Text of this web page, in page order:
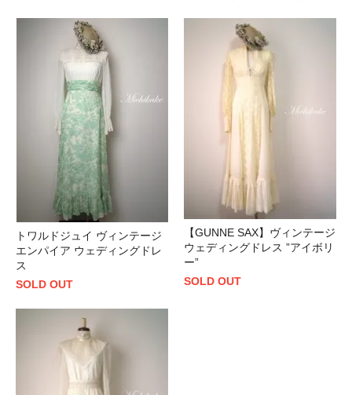
トワルドジュイ ヴィンテージ
エンパイア ウェディングドレ
ス
SOLD OUT
【GUNNE SAX】ヴィンテージ
ウェディングドレス ”アイボリ
ー”
SOLD OUT